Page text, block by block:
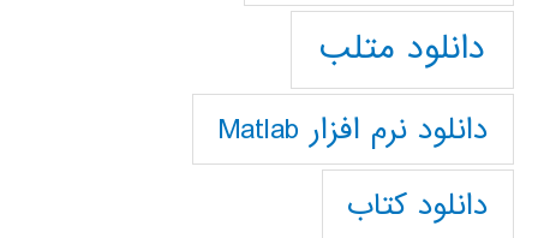
دانلود متلب
دانلود نرم افزار Matlab
دانلود کتاب